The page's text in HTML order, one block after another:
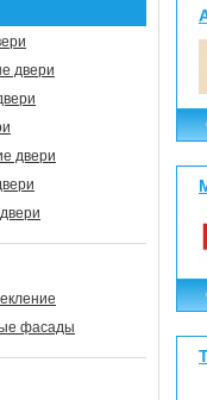
двери
двери
фасады